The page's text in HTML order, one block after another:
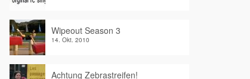
Wipeout Season 3
14. Okt. 2010
Achtung Zebrastreifen!